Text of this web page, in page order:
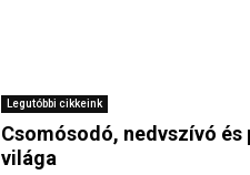
Legutóbbi cikkeink
Csomósodó, nedvszívó
világa